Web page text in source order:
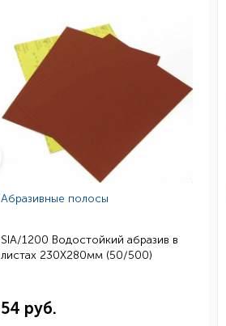
Абразивные полосы
SIA/1200 Водостойкий абразив в
листах 230Х280мм (50/500)
54 руб.